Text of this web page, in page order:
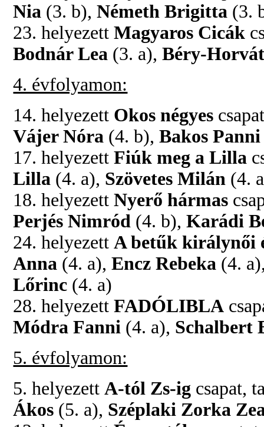
Nia (3. b),Németh Brigitta (3.
23. helyezettMagyaros Cicák
Bodnár Lea (3. a),Béry-
4. évfolyamon:
14. helyezett Okos négyes
Vájer Nóra (4. b),Bakos Panni
17. helyezettFiúk meg a Lilla
Lilla (4. a), Szövetes Milán (4.
18. helyezettNyerő hármas
Perjés Nimród (4. b),Karádi
24. helyezettA betűk királynői
Anna (4. a),Encz Rebeka (4.
Lőrinc (4. a)
28. helyezettFADÓLIBLA
Módra Fanni (4. a), Schalbert
5. évfolyamon:
5. helyezettA-tól Zs-ig csapat,
Ákos (5. a), Széplaki Zorka